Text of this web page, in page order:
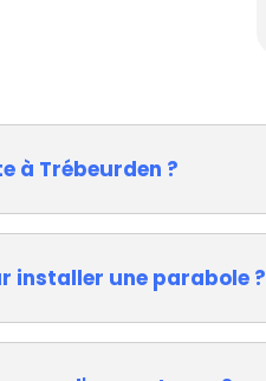
à Trébeurden ?
installer une parabole ?